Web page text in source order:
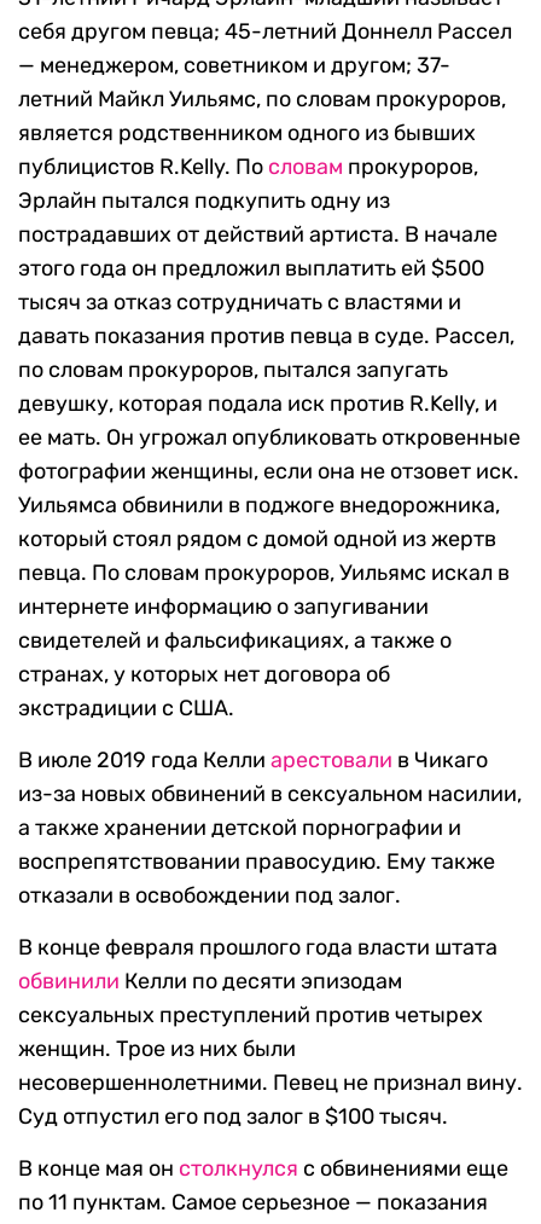
себя другом певца; 45-летний Доннелл Рассел
— менеджером, советником и другом; 37-
летний Майкл Уильямс, по словам прокуроров,
является родственником одного из бывших
публицистов R.Kelly. По словам прокуроров,
Эрлайн пытался подкупить одну из
пострадавших от действий артиста. В начале
этого года он предложил выплатить ей $500
тысяч за отказ сотрудничать с властями и
давать показания против певца в суде. Рассел,
по словам прокуроров, пытался запугать
девушку, которая подала иск против R.Kelly, и
ее мать. Он угрожал опубликовать откровенные
фотографии женщины, если она не отзовет иск.
Уильямса обвинили в поджоге внедорожника,
который стоял рядом с домой одной из жертв
певца. По словам прокуроров, Уильямс искал в
интернете информацию о запугивании
свидетелей и фальсификациях, а также о
странах, у которых нет договора об
экстрадиции с США.
В июле 2019 года Келли арестовали в Чикаго
из-за новых обвинений в сексуальном насилии,
а также хранении детской порнографии и
воспрепятствовании правосудию. Ему также
отказали в освобождении под залог.
В конце февраля прошлого года власти штата
обвинили Келли по десяти эпизодам
сексуальных преступлений против четырех
женщин. Трое из них были
несовершеннолетними. Певец не признал вину.
Суд отпустил его под залог в $100 тысяч.
В конце мая он столкнулся с обвинениями еще
по 11 пунктам. Самое серьезное — показания